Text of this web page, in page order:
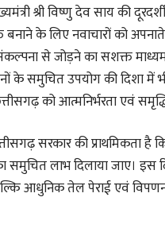
श्री विष्णु देव साय की
बनाने के लिए नवाचारों को
से जोड़ने का सशक्त
के समुचित उपयोग की दिशा में
को आत्मनिर्भरता एवं
सरकार की प्राथमिकता है
लाभ दिलाया जाए। इस
आधुनिक तेल पेराई एवं